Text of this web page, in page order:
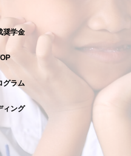
奨学金
グラム
ィング